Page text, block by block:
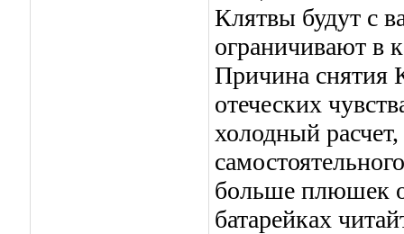
Клятвы будут с
ограничивают в
Причина снятия
отеческих
холодный
больше плюшек
батарейках